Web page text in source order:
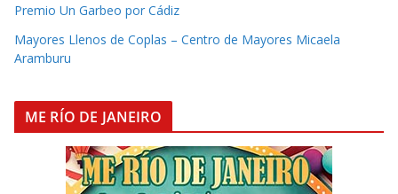
Premio Un Garbeo por Cádiz
Mayores Llenos de Coplas – Centro de Mayores Micaela
Aramburu
ME RÍO DE JANEIRO